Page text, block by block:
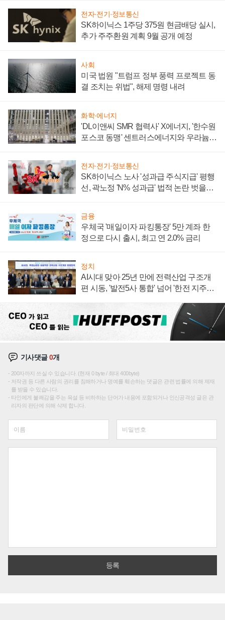
전자·전기·정보통신
SK하이닉스 1주당 375원 현금배당 실시,
추가 주주환원 계획 9월 공개 예정
사회
미국 법원 "트럼프 정부 풍력 프로젝트 동
결 조치는 위법", 해제 명령 내려
화학·에너지
'DL이앤씨 SMR 협력사' X에너지, '한수원
포스코 동맹' 센트러스에너지와 우라늄
전자·전기·정보통신
SK하이닉스 노사 '성과급 주식지급' 평행
선, 곽노정 'N% 성과급' 법적 논란 벗을지
금융
우체국 '매일이자 파킹통장' 5만 계좌 한
정으로 다시 출시, 최고 연 2.0% 금리
정치
AI시대 맞아 25년 만에 전력산업 구조개
편 시동, '발전5사 통합' 넘어 '한전 지주사'
기사댓글0개
200자까지 쓰실 수 있습니다. (현재 0 byte / 최대 400byte)
저작권 등 다른 사람의 권리를 침해하거나 명예를 훼손하는 댓글은 관련 법률에 의해 제재
를 받을 수 있습니다.
타인에게 불쾌감을 주는 욕설 등 비하하는 단어가 내용에 포함되거나 인신공격성 글은 관
리자의 판단에 의해 삭제 합니다.